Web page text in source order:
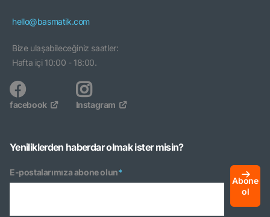
hello@basmatik.com
Bize ulaşabileceğiniz saatler:
Hafta içi 10:00 - 18:00.
facebook Instagram
Yeniliklerden haberdar olmak ister misin?
E-postalarımıza abone olun*
Abone
ol